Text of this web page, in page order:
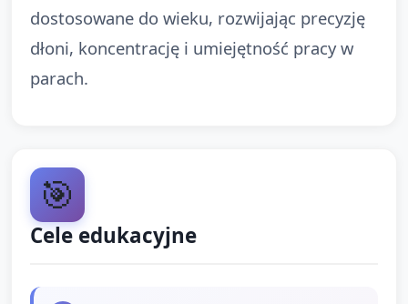
dostosowane do wieku, rozwijając precyzję
dłoni, koncentrację i umiejętność pracy w
parach.
🎯
Cele edukacyjne